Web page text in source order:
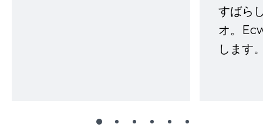
すばら
オ。
します